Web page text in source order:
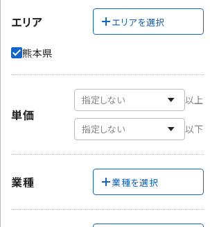
エリア エリアを選択
熊本県
単価
以上
以下
業種 業種を選択